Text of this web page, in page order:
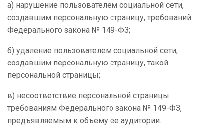
а) нарушение пользователем социальной сети,
создавшим персональную страницу, требований
Федерального закона № 149-ФЗ;
б) удаление пользователем социальной сети,
создавшим персональную страницу, такой
персональной страницы;
в) несоответствие персональной страницы
требованиям Федерального закона № 149-ФЗ,
предъявляемым к объему ее аудитории.